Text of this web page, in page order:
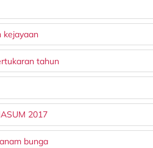
kejayaan
tahun
2017
bunga